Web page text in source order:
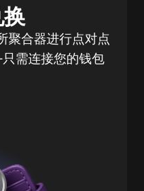
聚合器进行点对点
需连接您的钱包